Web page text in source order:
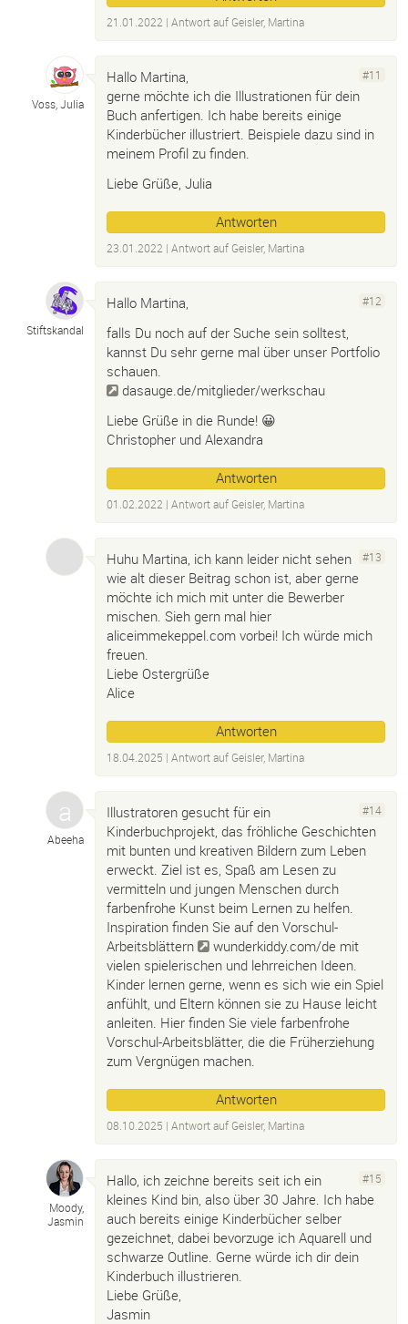
21.01.2022 | Antwort auf Geisler, Martina
Voss, Julia
#11
Hallo Martina,
gerne möchte ich die Illustrationen für dein
Buch anfertigen. Ich habe bereits einige
Kinderbücher illustriert. Beispiele dazu sind in
meinem Profil zu finden.
Liebe Grüße, Julia
Antworten
23.01.2022 | Antwort auf Geisler, Martina
Stiftskandal
#12
Hallo Martina,
falls Du noch auf der Suche sein solltest,
kannst Du sehr gerne mal über unser Portfolio
schauen.
dasauge.de/mitglieder/werkschau
Liebe Grüße in die Runde! 😀
Christopher und Alexandra
Antworten
01.02.2022 | Antwort auf Geisler, Martina
#13
Huhu Martina, ich kann leider nicht sehen
wie alt dieser Beitrag schon ist, aber gerne
möchte ich mich mit unter die Bewerber
mischen. Sieh gern mal hier
aliceimmekeppel.com vorbei! Ich würde mich
freuen.
Liebe Ostergrüße
Alice
Antworten
18.04.2025 | Antwort auf Geisler, Martina
Abeeha
#14
Illustratoren gesucht für ein
Kinderbuchprojekt, das fröhliche Geschichten
mit bunten und kreativen Bildern zum Leben
erweckt. Ziel ist es, Spaß am Lesen zu
vermitteln und jungen Menschen durch
farbenfrohe Kunst beim Lernen zu helfen.
Inspiration finden Sie auf den Vorschul-
Arbeitsblättern
wunderkiddy.com/de mit
vielen spielerischen und lehrreichen Ideen.
Kinder lernen gerne, wenn es sich wie ein Spiel
anfühlt, und Eltern können sie zu Hause leicht
anleiten. Hier finden Sie viele farbenfrohe
Vorschul-Arbeitsblätter, die die Früherziehung
zum Vergnügen machen.
Antworten
08.10.2025 | Antwort auf Geisler, Martina
Moody,
Jasmin
#15
Hallo, ich zeichne bereits seit ich ein
kleines Kind bin, also über 30 Jahre. Ich habe
auch bereits einige Kinderbücher selber
gezeichnet, dabei bevorzuge ich Aquarell und
schwarze Outline. Gerne würde ich dir dein
Kinderbuch illustrieren.
Liebe Grüße,
Jasmin